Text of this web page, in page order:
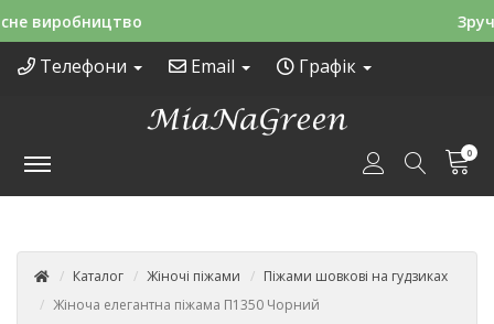
Телефони Email Графік
0
Каталог Жіночі піжами
Піжами шовкові на гудзиках
Жіноча елегантна піжама П1350 Чорний